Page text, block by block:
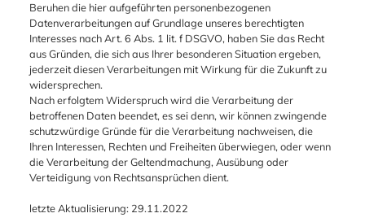
Beruhen die hier aufgeführten personenbezogenen
Datenverarbeitungen auf Grundlage unseres berechtigten
Interesses nach Art. 6 Abs. 1 lit. f DSGVO, haben Sie das Recht
aus Gründen, die sich aus Ihrer besonderen Situation ergeben,
jederzeit diesen Verarbeitungen mit Wirkung für die Zukunft zu
widersprechen.
Nach erfolgtem Widerspruch wird die Verarbeitung der
betroffenen Daten beendet, es sei denn, wir können zwingende
schutzwürdige Gründe für die Verarbeitung nachweisen, die
Ihren Interessen, Rechten und Freiheiten überwiegen, oder wenn
die Verarbeitung der Geltendmachung, Ausübung oder
Verteidigung von Rechtsansprüchen dient.
letzte Aktualisierung: 29.11.2022